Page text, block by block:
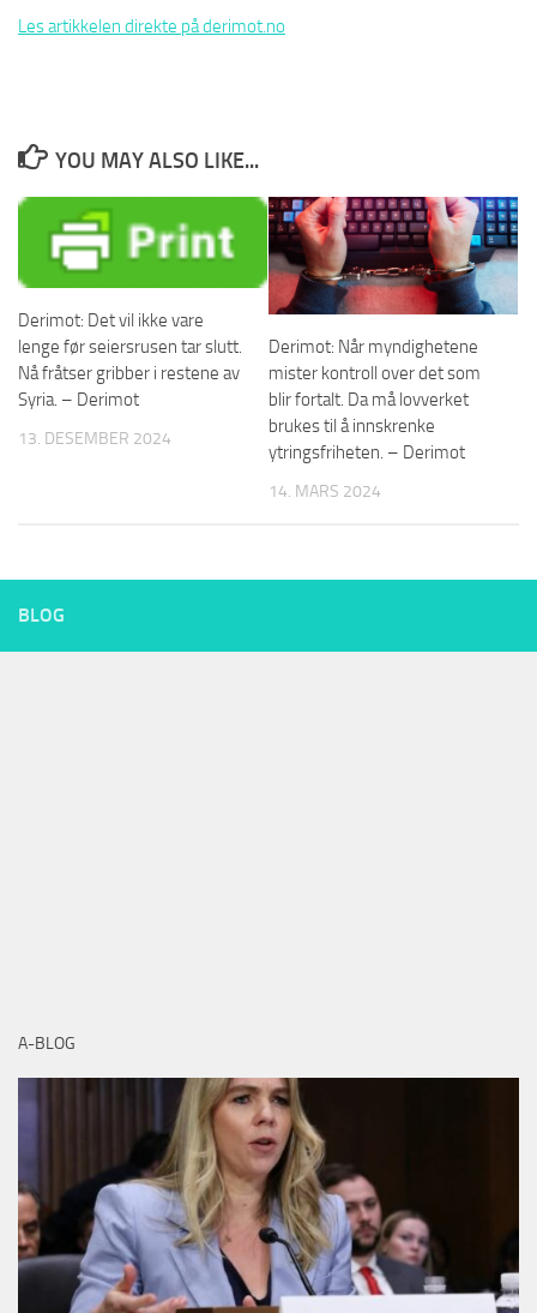
Les artikkelen direkte på derimot.no
YOU MAY ALSO LIKE...
Derimot: Det vil ikke vare
lenge før seiersrusen tar slutt.
Nå fråtser gribber i restene av
Syria. – Derimot
13. DESEMBER 2024
Derimot: Når myndighetene
mister kontroll over det som
blir fortalt. Da må lovverket
brukes til å innskrenke
ytringsfriheten. – Derimot
14. MARS 2024
BLOG
A-BLOG